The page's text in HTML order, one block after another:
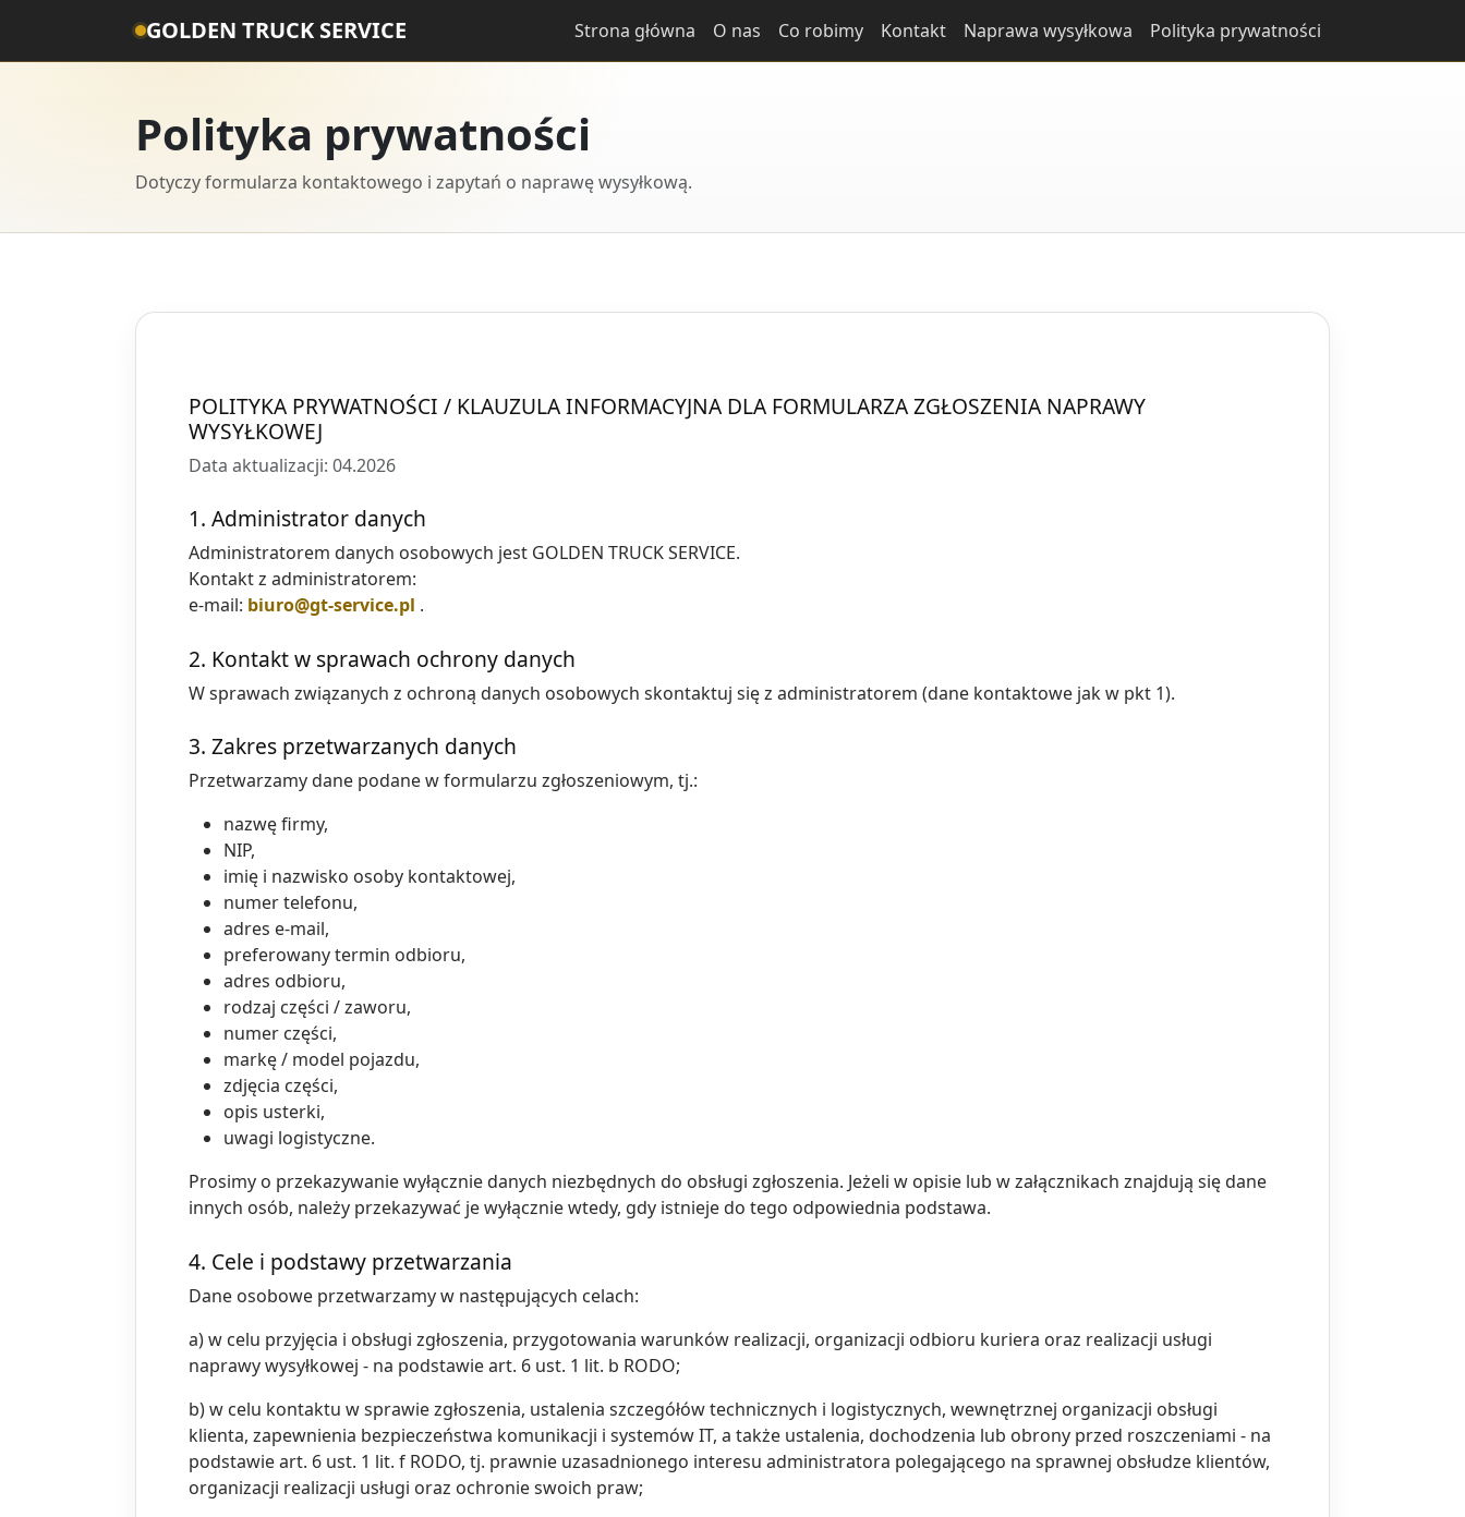
GOLDEN TRUCK SERVICE Strona główna O nas Co robimy Kontakt Naprawa wysyłkowa Polityka prywatności
Polityka prywatności
Dotyczy formularza kontaktowego i zapytań o naprawę wysyłkową.
POLITYKA PRYWATNOŚCI / KLAUZULA INFORMACYJNA DLA FORMULARZA ZGŁOSZENIA NAPRAWY
WYSYŁKOWEJ
Data aktualizacji: 04.2026
1. Administrator danych
Administratorem danych osobowych jest GOLDEN TRUCK SERVICE.
Kontakt z administratorem:
e-mail: biuro@gt-service.pl .
2. Kontakt w sprawach ochrony danych
W sprawach związanych z ochroną danych osobowych skontaktuj się z administratorem (dane kontaktowe jak w pkt 1).
3. Zakres przetwarzanych danych
Przetwarzamy dane podane w formularzu zgłoszeniowym, tj.:
nazwę firmy,
NIP,
imię i nazwisko osoby kontaktowej,
numer telefonu,
adres e-mail,
preferowany termin odbioru,
adres odbioru,
rodzaj części / zaworu,
numer części,
markę / model pojazdu,
zdjęcia części,
opis usterki,
uwagi logistyczne.
Prosimy o przekazywanie wyłącznie danych niezbędnych do obsługi zgłoszenia. Jeżeli w opisie lub w załącznikach znajdują się dane
innych osób, należy przekazywać je wyłącznie wtedy, gdy istnieje do tego odpowiednia podstawa.
4. Cele i podstawy przetwarzania
Dane osobowe przetwarzamy w następujących celach:
a) w celu przyjęcia i obsługi zgłoszenia, przygotowania warunków realizacji, organizacji odbioru kuriera oraz realizacji usługi
naprawy wysyłkowej - na podstawie art. 6 ust. 1 lit. b RODO;
b) w celu kontaktu w sprawie zgłoszenia, ustalenia szczegółów technicznych i logistycznych, wewnętrznej organizacji obsługi
klienta, zapewnienia bezpieczeństwa komunikacji i systemów IT, a także ustalenia, dochodzenia lub obrony przed roszczeniami - na
podstawie art. 6 ust. 1 lit. f RODO, tj. prawnie uzasadnionego interesu administratora polegającego na sprawnej obsłudze klientów,
organizacji realizacji usługi oraz ochronie swoich praw;